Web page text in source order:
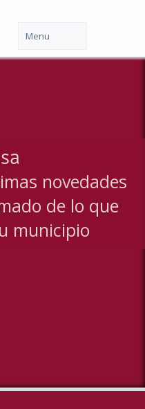
novedades
de lo que
municipio